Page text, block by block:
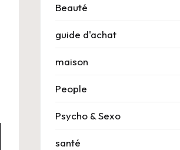
Beauté
guide d'achat
maison
People
Psycho & Sexo
santé